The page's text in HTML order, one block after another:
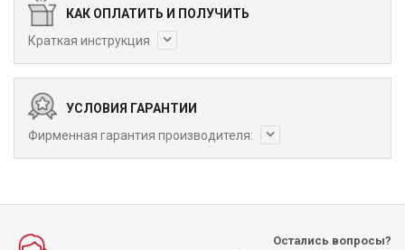
КАК ОПЛАТИТЬ И ПОЛУЧИТЬ
Краткая инструкция
УСЛОВИЯ ГАРАНТИИ
Фирменная гарантия производителя:
Остались вопросы?